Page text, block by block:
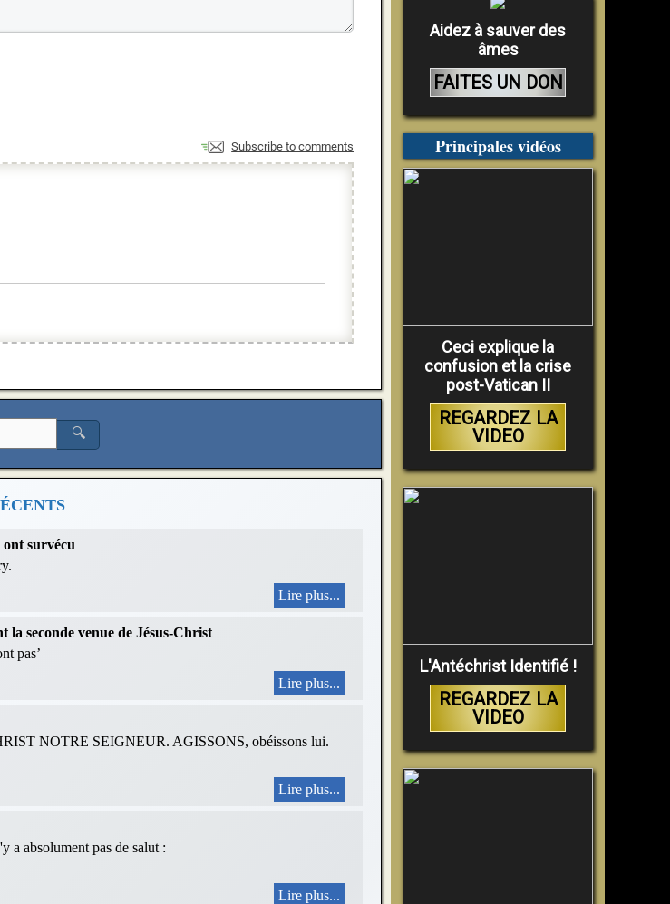
Subscribe to comments
🔍
survécu
Lire plus...
seconde venue de Jésus-Christ
pas’
Lire plus...
NOTRE SEIGNEUR. AGISSONS, obéissons lui.
Lire plus...
a absolument pas de salut :
Lire plus...
Aidez à sauver des
âmes
FAITES UN DON
Principales vidéos
Ceci explique la
confusion et la crise
post-Vatican II
REGARDEZ LA
VIDEO
L'Antéchrist Identifié !
REGARDEZ LA
VIDEO